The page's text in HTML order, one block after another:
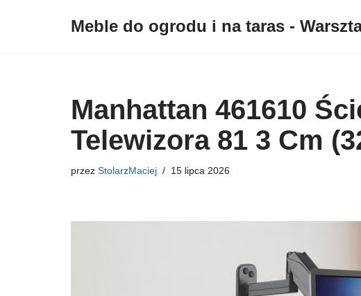
Meble do ogrodu i na taras -
Manhattan 461610
Telewizora 81 3 Cm
przez StolarzMaciej 15 lipca 2026